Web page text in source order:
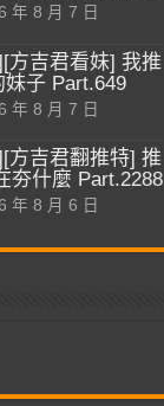
年 8 月 7 日
方吉君看妹] 我推
妹子 Part.649
年 8 月 7 日
方吉君翻推特] 推
夯什麼 Part.2288
年 8 月 6 日